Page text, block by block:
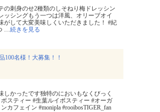
刺身のせ2種類のしそねり梅ドレッシン
ッシングもう一つは洋風、オリーブオイ
がして大変美味しくいただきました！ #紀
…続きを見る
名様！大募集！！
かったです独特のにおいもなくびっく
スティー #生葉ルイボスティー #オーガ
カフェイン #monipla #rooibosTIGER_fan